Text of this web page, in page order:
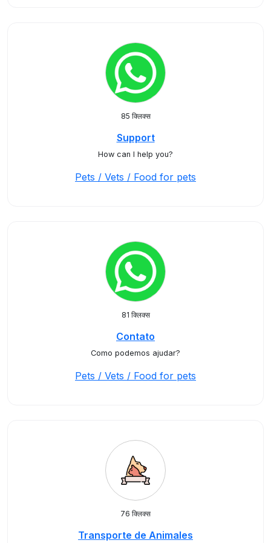
85 क्लिक्स
Support
How can I help you?
Pets / Vets / Food for pets
81 क्लिक्स
Contato
Como podemos ajudar?
Pets / Vets / Food for pets
76 क्लिक्स
Transporte de Animales